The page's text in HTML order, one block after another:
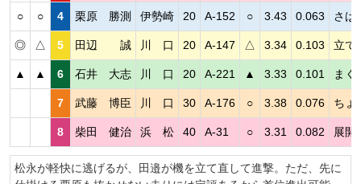
○ ○ 4 栗原 勝測 伊勢崎 20 A-152 ○ 3.43 0.063 さば
◎ △ 5 田辺 誠 川 口 20 A-147 △ 3.34 0.103 立て
▲ ▲ 6 石井 大志 川 口 20 A-221 ▲ 3.33 0.101 まく
7 武藤 博臣 川 口 30 A-176 ○ 3.38 0.076 ちょ
8 柴田 健治 浜 松 40 A-31 ○ 3.31 0.082 展開
松永が軽快に逃げるが、田邉が機を立て直して進撃。ただ、先に